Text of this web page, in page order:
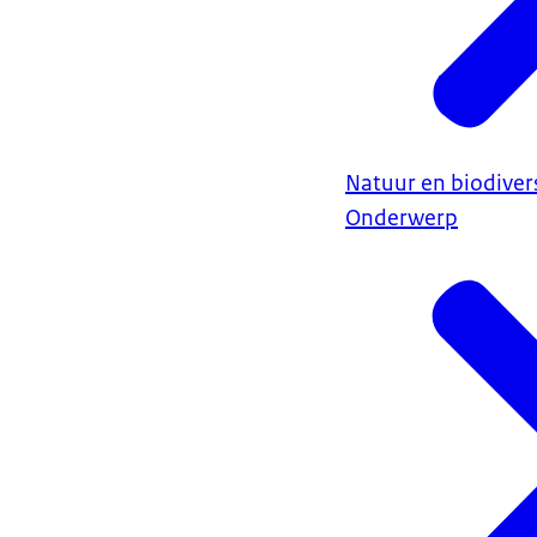
Natuur en
Onderwerp